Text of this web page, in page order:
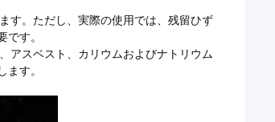
す。ただし、実際の使用では、残留ひず
す。
アスベスト、カリウムおよびナトリウム
す。